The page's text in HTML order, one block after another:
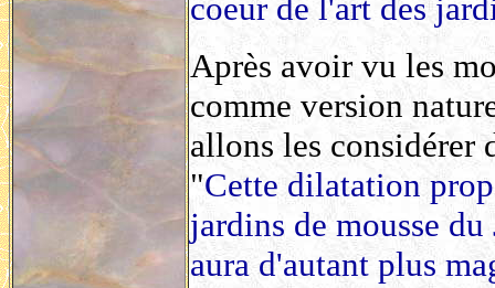
coeur de l'art des
Après avoir vu les
comme version
allons les considérer
"Cette dilatation
jardins de mousse
aura d'autant plus